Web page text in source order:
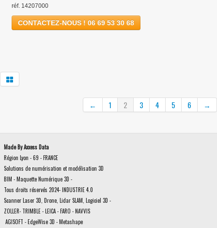
réf. 14207000
CONTACTEZ-NOUS ! 06 69 53 30 68
← 1 2 3 4 5 6 →
Made By Axxess Data
Région Lyon - 69 - FRANCE
Solutions de numérisation et modélisation 3D
BIM - Maquette Numérique 3D -
Tous droits réservés 2024- INDUSTRIE 4.0
Scanner Laser 3D, Drone, Lidar SLAM, Logiciel 3D -
ZOLLER- TRIMBLE - LEICA - FARO - NAVVIS
AGISOFT - EdgeWise 3D - Metashape